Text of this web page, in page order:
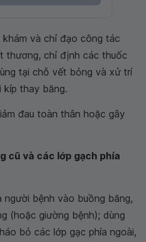
và chỉ đạo công tác
thương, chỉ định các thuốc
tại chỗ vết bỏng và xử trí
thay băng.
đau toàn thân hoặc gây
cũ và các lớp gạch phía
bệnh vào buồng băng,
(hoặc giường bệnh); dùng
bỏ các lớp gạc phía ngoài,